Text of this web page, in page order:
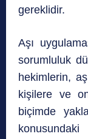
gereklidir.
Aşı
sorumluluk
hekimlerin,
kişilere ve
biçimde